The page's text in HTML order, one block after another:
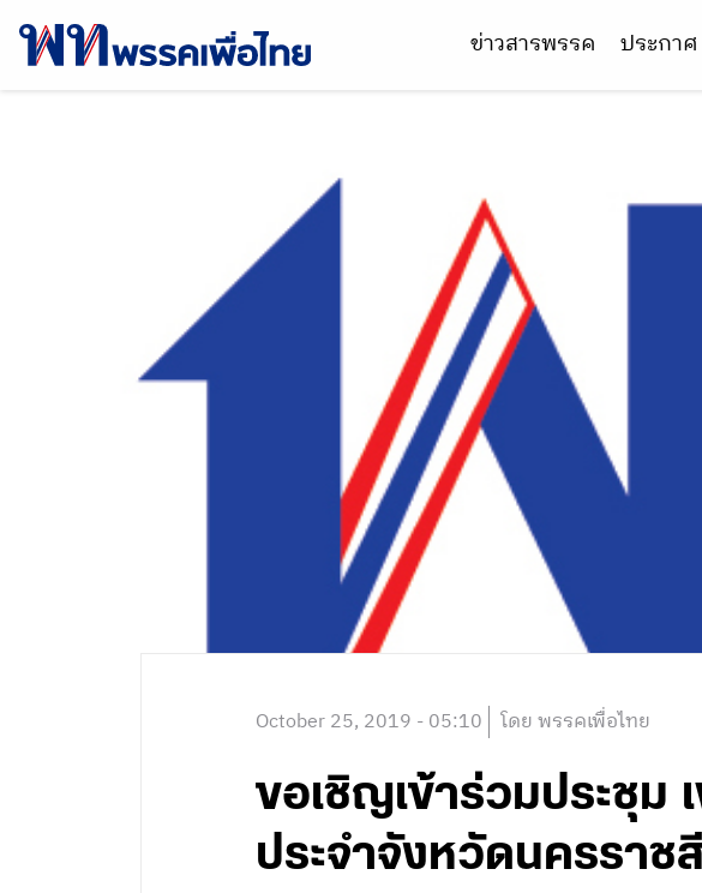
ข่าวสารพรรค ประกาศ
October 25, 2019 - 05:10 โดย พรรคเพื่อไทย
ขอเชิญเข้าร่วมประชุม
ประจำจังหวัดนครราช